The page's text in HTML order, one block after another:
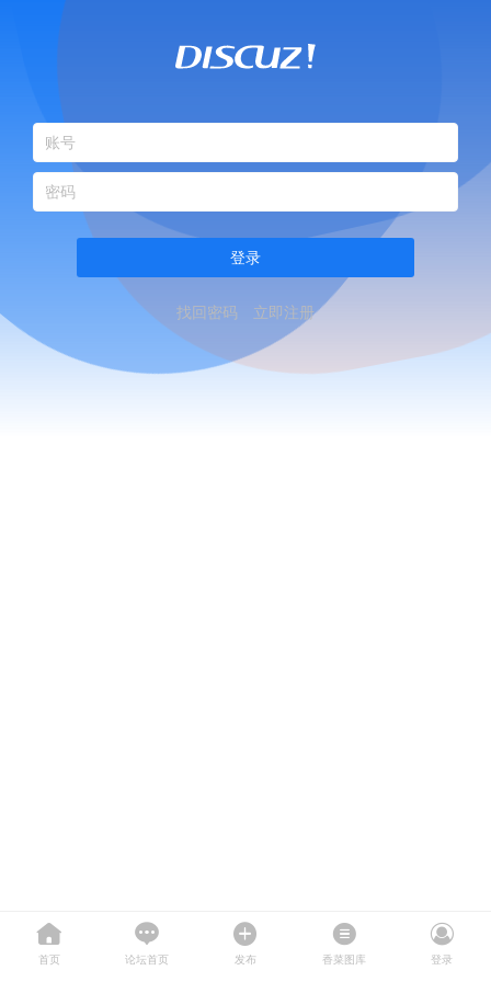
登录
找回密码 立即注册
首页 论坛首页 发布 香菜图库 登录